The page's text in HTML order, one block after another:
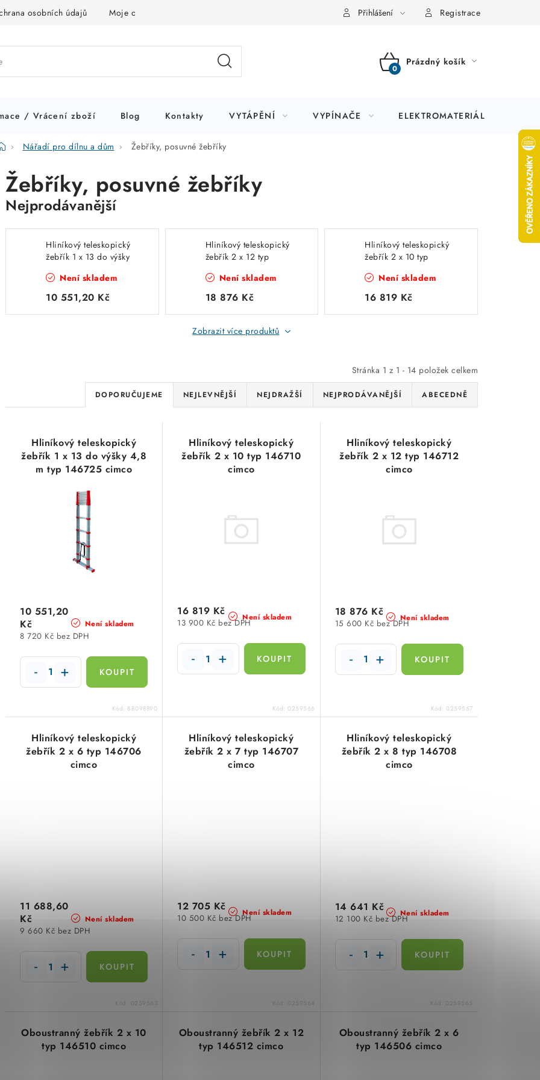
osobních údajů Moje objednávka Přihlášení Registrace
NÁKUPNÍ
Prázdný košík
/ Vrácení zboží Blog Kontakty VYTÁPĚNÍ VYPÍNAČE ELEKTROMATERIÁL
DomůNářadí pro dílnu a dům Žebříky, posuvné žebříky
Žebříky, posuvné žebříky
Nejprodávanější
Hliníkový teleskopický
žebřík 1 x 13 do výšky
cimcoNení skladem
10 551,20 Kč
Hliníkový teleskopický
žebřík 2 x 12 typ
Není skladem
18 876 Kč
Hliníkový teleskopický
žebřík 2 x 10 typ
Není skladem
16 819 Kč
Zobrazit více produktů
Stránka 1 z 1 - 14 položek celkem
Ř
a
z
e
n
í
p
r
o
u
k
t
ů
DOPORUČUJEME NEJLEVNĚJŠÍ NEJDRAŽŠÍ NEJPRODÁVANĚJŠÍ ABECEDNĚ
Hliníkový teleskopický
žebřík 1 x 13 do výšky 4,8
m typ 146725 cimco
Není skladem
8 720 Kč bez DPH
10 551,20
Kč
Kód: BB098890
Hliníkový teleskopický
žebřík 2 x 10 typ 146710
cimco
Není skladem
13 900 Kč bez DPH
16 819 Kč
Kód:0259566
Hliníkový teleskopický
žebřík 2 x 12 typ 146712
cimco
Není skladem
15 600 Kč bez DPH
18 876 Kč
Kód:0259567
Hliníkový teleskopický
žebřík 2 x 6 typ 146706
cimco
Není skladem
9 660 Kč bez DPH
11 688,60
Kč
Kód: 0259563
Hliníkový teleskopický
žebřík 2 x 7 typ 146707
cimco
Není skladem
10 500 Kč bez DPH
12 705 Kč
Kód: 0259564
Hliníkový teleskopický
žebřík 2 x 8 typ 146708
cimco
Není skladem
12 100 Kč bez DPH
14 641 Kč
Kód: 0259565
Oboustranný žebřík 2 x 10
typ 146510 cimco
Oboustranný žebřík 2 x 12
typ 146512 cimco
Oboustranný žebřík 2 x 6
typ 146506 cimco